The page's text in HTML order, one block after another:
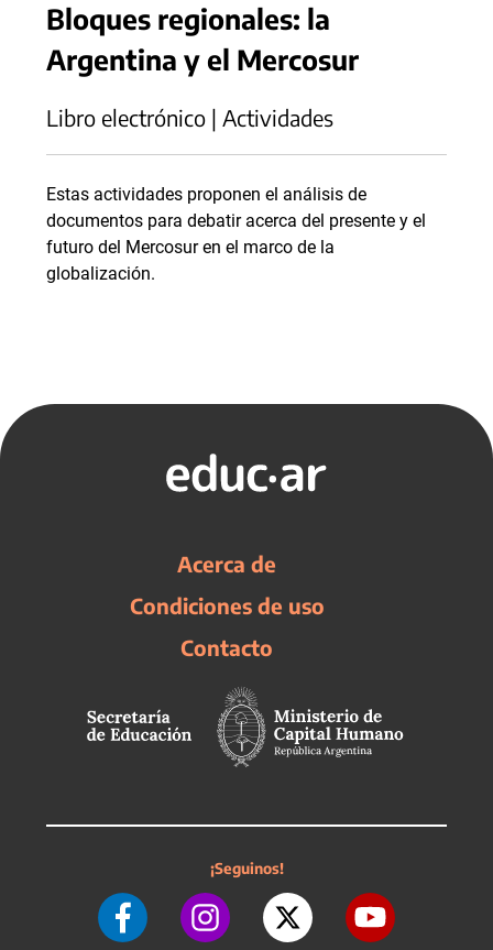
Bloques regionales: la
Argentina y el Mercosur
Libro electrónico | Actividades
Estas actividades proponen el análisis de
documentos para debatir acerca del presente y el
futuro del Mercosur en el marco de la
globalización.
Acerca de
Condiciones de uso
Contacto
¡Seguinos!